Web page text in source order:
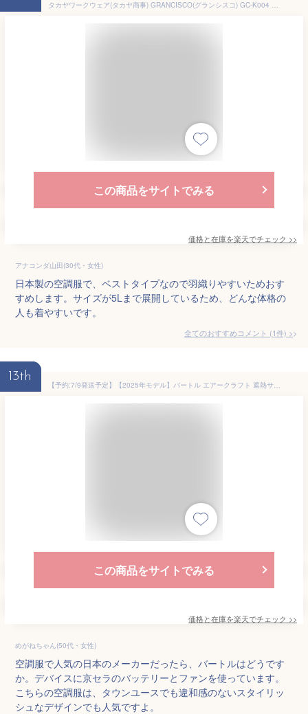
タカヤワークウェア(タカヤ商事) GRANCISCO(グランシスコ) GC-K004 GC-K空調服シリーズ ベストのみ カラー：2色 サイズ：S～5L 日本製素材 GCK004
この商品をサイトでみる
価格と在庫を楽天でチェック >>
アナコンダ山田(30代・女性)
日本製の空調服で、ベストタイプなので羽織りやすいためおす
すめします。サイズが5Lまで展開しているため、どんな体格の
人も着やすいです。
全てのおすすめコメント (1件) >
13th
【予約:7/9発送予定】【2025年モデル】バートル エアークラフト 遮熱サイドファンベスト AC2064 夏物 メンズ ブルゾン 作業着 作業服 空調 服 夏物 猛暑 BURTLE
この商品をサイトでみる
価格と在庫を楽天でチェック >>
めがねちゃん(50代・女性)
空調服で人気の日本のメーカーだったら、バートルはどうです
か。デバイスに京セラのバッテリーとファンを使っています。
こちらの空調服は、タウンユースでも違和感のないスタイリッ
シュなデザインでも人気ですよ。